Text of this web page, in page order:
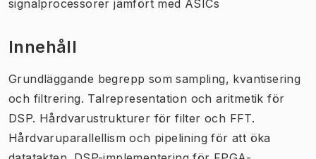
signalprocessorer jämfört med ASICs
Innehåll
Grundläggande begrepp som sampling, kvantisering
och filtrering. Talrepresentation och aritmetik för
DSP. Hårdvarustrukturer för filter och FFT.
Hårdvaruparallellism och pipelining för att öka